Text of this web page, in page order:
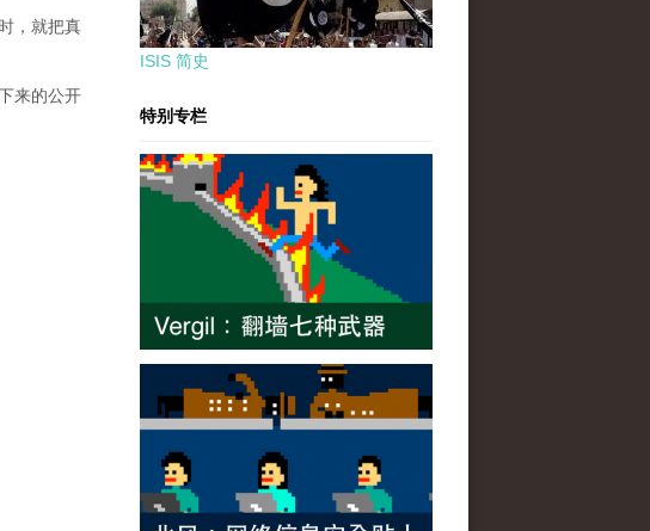
，就把真
来的公开
ISIS 简史
特别专栏